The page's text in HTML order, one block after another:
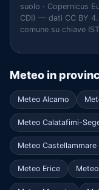
suolo · Copernicus
CDI) — dati CC BY
comune su chiave
Meteo in
Meteo Alcamo
Meteo Calatafimi-
Meteo Castellammare
Meteo Erice